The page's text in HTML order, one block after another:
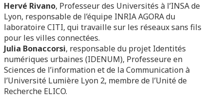
Hervé Rivano, Professeur des Universités à l’INSA de
Lyon, responsable de l’équipe INRIA AGORA du
laboratoire CITI, qui travaille sur les réseaux sans fils
pour les villes connectées.
Julia Bonaccorsi, responsable du projet Identités
numériques urbaines (IDENUM), Professeure en
Sciences de l’information et de la Communication à
l’Université Lumière Lyon 2, membre de l’Unité de
Recherche ELICO.